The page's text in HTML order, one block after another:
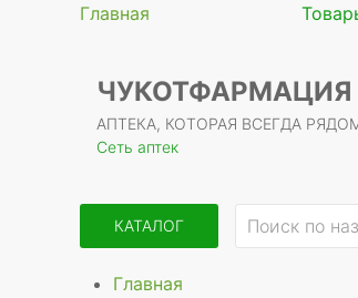
Главная
ЧУКОТФАРМАЦИЯ
АПТЕКА, КОТОРАЯ ВСЕГДА
Сеть аптек
КАТАЛОГ
Главная